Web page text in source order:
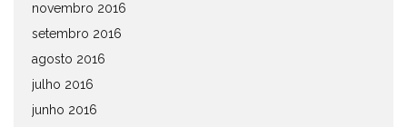
novembro 2016
setembro 2016
agosto 2016
julho 2016
junho 2016